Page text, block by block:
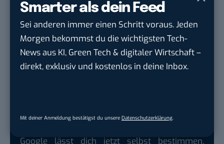
Smarter als dein Feed
Sei anderen immer einen Schritt voraus. Jeden
Morgen bekommst du die wichtigsten Tech-
News aus KI, Green Tech & digitaler Wirtschaft –
direkt, exklusiv und kostenlos in deine Inbox.
Mit deiner Anmeldung bestätigst du unsere Datenschutzerklärung
voll und ganz zurück nach Deutschland zu gehen.
Durch meine Familie sind wir immer wieder dort
und es ist möglich, dass wir irgendwann wieder
dort sesshaft werden. Für die nächste Zeit werden
wir eher eine Homebase in einem Land suchen, die
Google lässt dich jetzt selbst bestimmen,